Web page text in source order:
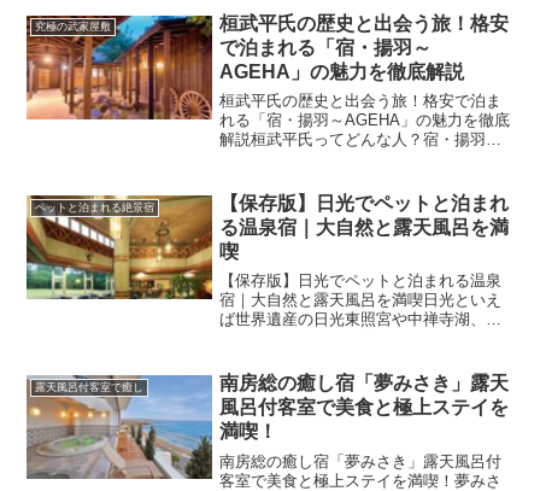
四季折々の風景と温泉を楽しめる人気の
リゾート施設です...
究極の武家屋敷
桓武平氏の歴史と出会う旅！格安
で泊まれる「宿・揚羽～
AGEHA」の魅力を徹底解説
桓武平氏の歴史と出会う旅！格安で泊ま
れる「宿・揚羽～AGEHA」の魅力を徹底
解説桓武平氏ってどんな人？宿・揚羽の
ん。そこには深い歴史の息吹が感じられ
ます。この宿の名前に...
ペットと泊まれる絶景宿
【保存版】日光でペットと泊まれ
る温泉宿｜大自然と露天風呂を満
喫
【保存版】日光でペットと泊まれる温泉
宿｜大自然と露天風呂を満喫日光といえ
ば世界遺産の日光東照宮や中禅寺湖、奥
の中でも、**「愛犬と一緒に温泉旅行を
楽しみたい」**という...
露天風呂付客室で癒し
南房総の癒し宿「夢みさき」露天
風呂付客室で美食と極上ステイを
満喫！
南房総の癒し宿「夢みさき」露天風呂付
客室で美食と極上ステイを満喫！夢みさ